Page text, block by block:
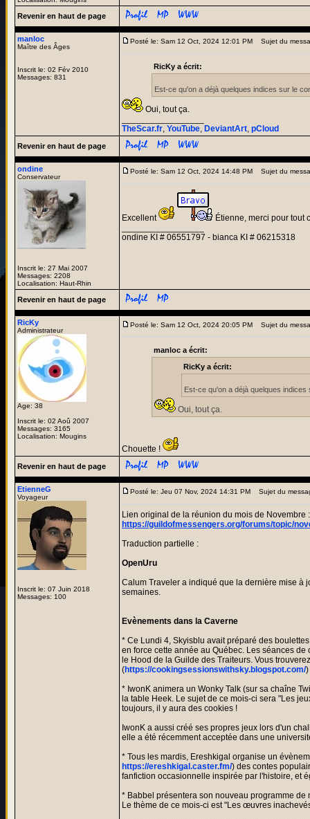
Revenir en haut de page
manloc
Maître des Âges
Inscrit le: 02 Fév 2010
Messages: 831
Posté le: Sam 12 Oct, 2024 12:01 PM Sujet du
RicKy a écrit:
Est-ce qu'on a déjà quelques indices sur le
Oui, tout ça.
TheScar.fr, YouTube, DeviantArt, pCloud
Revenir en haut de page
ondine
Conservateur
Inscrit le: 27 Mai 2007
Messages: 2208
Localisation: Haut-Rhin
Posté le: Sam 12 Oct, 2024 14:48 PM Sujet du
Excellent
Étienne, merci pour tout
ondine KI # 06551797 - bianca KI # 06215318
Revenir en haut de page
RicKy
Administrateur
Age: 38
Inscrit le: 02 Aoû 2007
Messages: 3165
Localisation: Mougins
Posté le: Sam 12 Oct, 2024 20:05 PM Sujet du
manloc a écrit:
RicKy a écrit:
Est-ce qu'on a déjà quelques
Oui, tout ça.
Chouette !
Revenir en haut de page
EtienneG
Voyageur
Inscrit le: 07 Juin 2018
Messages: 100
Posté le: Jeu 07 Nov, 2024 14:31 PM Sujet du
Lien original de la réunion du mois de Novembre :
https://guildofmessengers.org/forums/topic/
Traduction partielle :
OpenUru
Calum Traveler a indiqué que la dernière mise à
semaines.
Evènements dans la Caverne
* Ce Lundi 4, Skyisblu avait préparé des
en force cette année au Québec. Les séances
le Hood de la Guilde des Traiteurs. Vous
(https://cookingsessionswithsky.blogspot.com/)
* IwonK animera un Wonky Talk (sur sa chaîne
la table Heek. Le sujet de ce mois-ci sera "Les
toujours, il y aura des cookies !
IwonK a aussi créé ses propres jeux lors d'un
elle a été récemment acceptée dans une
* Tous les mardis, Ereshkigal organise un
https://ereshkigal.caster.fm/) des contes
fanfiction occasionnelle inspirée par l'histoire, et
* Babbel présentera son nouveau programme de
Le thème de ce mois-ci est "Les œuvres